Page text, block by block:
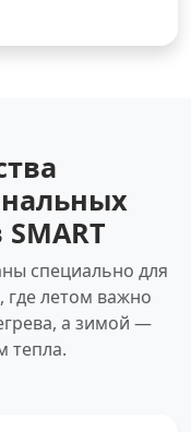
специально для
где летом важно
а зимой —
тепла.